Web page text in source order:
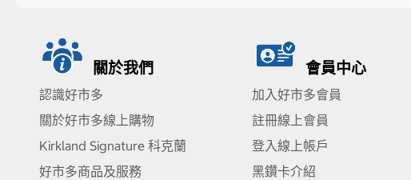
關於我們
認識好市多
關於好市多線上購物
Kirkland Signature 科克蘭
好市多商品及服務
會員中心
加入好市多會員
註冊線上會員
登入線上帳戶
黑鑽卡介紹